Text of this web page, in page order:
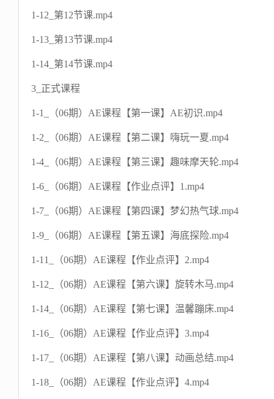
1-12_第12节课.mp4
1-13_第13节课.mp4
1-14_第14节课.mp4
3_正式课程
1-1_（06期）AE课程【第一课】AE初识.mp4
1-2_（06期）AE课程【第二课】嗨玩一夏.mp4
1-4_（06期）AE课程【第三课】趣味摩天轮.mp4
1-6_（06期）AE课程【作业点评】1.mp4
1-7_（06期）AE课程【第四课】梦幻热气球.mp4
1-9_（06期）AE课程【第五课】海底探险.mp4
1-11_（06期）AE课程【作业点评】2.mp4
1-12_（06期）AE课程【第六课】旋转木马.mp4
1-14_（06期）AE课程【第七课】温馨蹦床.mp4
1-16_（06期）AE课程【作业点评】3.mp4
1-17_（06期）AE课程【第八课】动画总结.mp4
1-18_（06期）AE课程【作业点评】4.mp4